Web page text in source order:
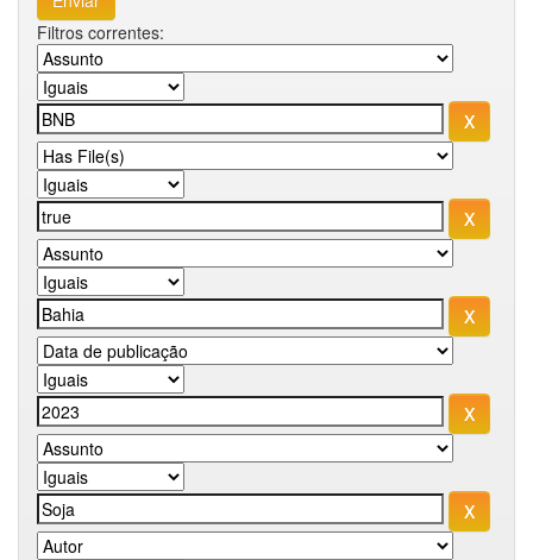
Filtros correntes: